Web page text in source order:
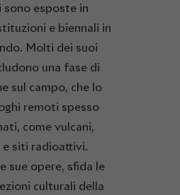
sono esposte in
e biennali in
Molti dei suoi
una fase di
sul campo, che lo
remoti spesso
come vulcani,
e siti radioattivi.
sue opere, sfida le
culturali della